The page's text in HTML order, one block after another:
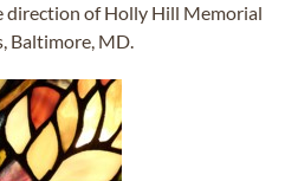
direction of Holly Hill Memorial
Baltimore, MD.